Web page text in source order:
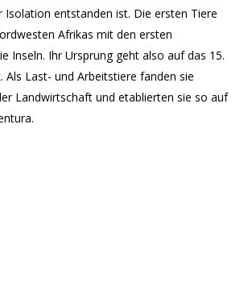
Isolation entstanden ist. Die ersten Tiere
Afrikas mit den ersten
Inseln. Ihr Ursprung geht also auf das 15.
Als Last- und Arbeitstiere fanden sie
Landwirtschaft und etablierten sie so auf